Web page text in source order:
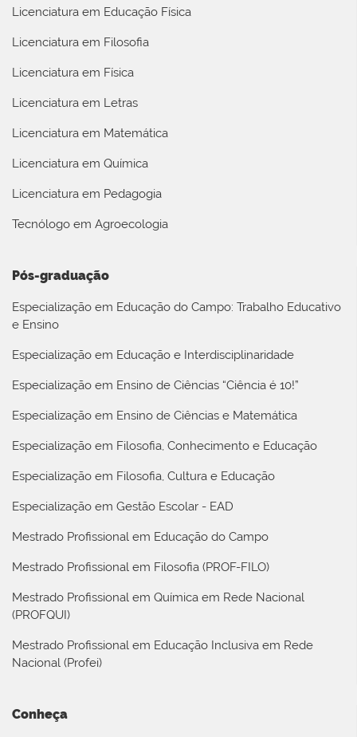
Licenciatura em Educação Física
Licenciatura em Filosofia
Licenciatura em Física
Licenciatura em Letras
Licenciatura em Matemática
Licenciatura em Química
Licenciatura em Pedagogia
Tecnólogo em Agroecologia
Pós-graduação
Especialização em Educação do Campo: Trabalho Educativo
e Ensino
Especialização em Educação e Interdisciplinaridade
Especialização em Ensino de Ciências “Ciência é 10!”
Especialização em Ensino de Ciências e Matemática
Especialização em Filosofia, Conhecimento e Educação
Especialização em Filosofia, Cultura e Educação
Especialização em Gestão Escolar - EAD
Mestrado Profissional em Educação do Campo
Mestrado Profissional em Filosofia (PROF-FILO)
Mestrado Profissional em Química em Rede Nacional
(PROFQUI)
Mestrado Profissional em Educação Inclusiva em Rede
Nacional (Profei)
Conheça